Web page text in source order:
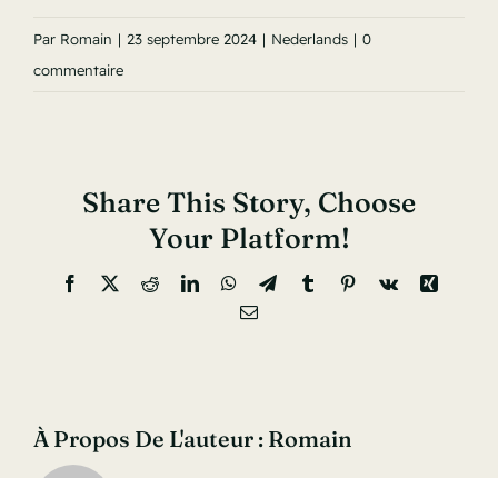
Par Romain | 23 septembre 2024 | Nederlands | 0
commentaire
Share This Story, Choose
Your Platform!
Facebook
X RedditLinkedInWhatsApp
TelegramTumblrPinterest
Vk
Xing
Email
À Propos De L'auteur : Romain